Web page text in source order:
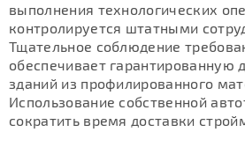
выполнения технологических
контролируется штатными
Тщательное соблюдение
обеспечивает гарантированную
зданий из профилированного
Использование собственной
сократить время доставки